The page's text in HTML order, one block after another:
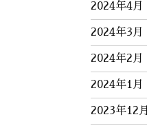
2024年4月
2024年3月
2024年2月
2024年1月
2023年12月